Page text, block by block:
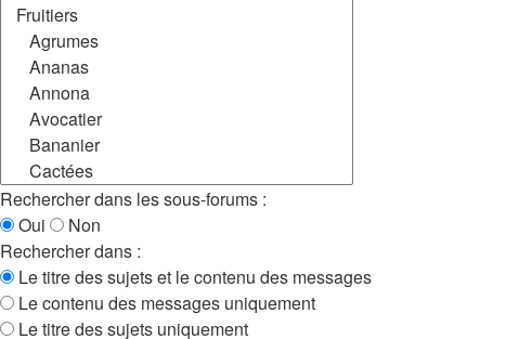
Rechercher dans les sous-forums :
Oui
Non
Rechercher dans :
Le titre des sujets et le contenu des messages
Le contenu des messages uniquement
Le titre des sujets uniquement